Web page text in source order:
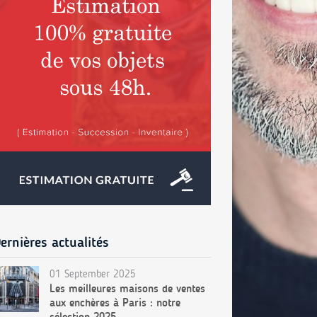
actualités
01 September 2025
Les meilleures maisons de ventes
aux enchères à Paris : notre